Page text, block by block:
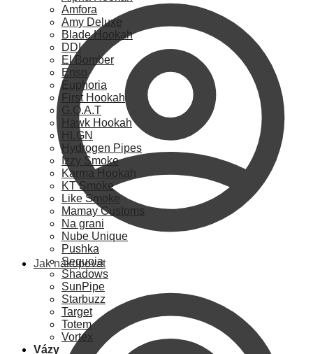
Jak nakupovat
Amfora
Amy Deluxe
Blade Hookah
DDI
El Bomber
Enso
Euphoria
First Hookah
G.O.A.T
Hawk Hookah
HLGN
Hydrogen Pipes
Izzy Smoke
Karma Hookah
KT Smoke
Like Smoke
Mamay Customs
Na grani
Nube Unique
Pushka
Sequoia
Shadows
SunPipe
Starbuzz
Target
Totem
Vortex
Vázy